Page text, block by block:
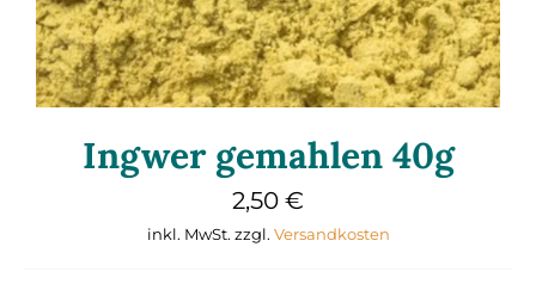
Ingwer gemahlen 40g
Normaler
Preis
2,50 €
inkl. MwSt. zzgl. Versandkosten